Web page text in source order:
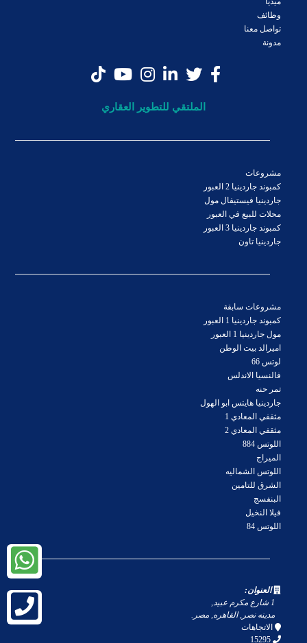
وظائف
تواصل معنا
مدونة
الملتقي للتطوير العقاري
مشروعات
كمبوند جاردينيا 2 العبور
جاردينيا فيستيفال مول
محلات للبيع في العبور
كمبوند جاردينيا 3 العبور
جاردينيا تاون
مشروعات سابقة
كمبوند جاردينيا 1 العبور
مول جاردينيا 1 العبور
اميرالد بيت الوطن
لوتس 66
فالنسيا الاندلس
تمر حنه
جاردينيا هايتس ابو الهول
مثقفي المعادي 1
مثقفي المعادي 2
اللوتس 884
الميراج
اللوتس الشماليه
الشرق للتامين
البنفسج
فيلا النخيل
اللوتس 84
العنوان:
1 شارع مكرم عبيد
مدينه نصر ,القاهره ,مصر
الاتجاهات
15295